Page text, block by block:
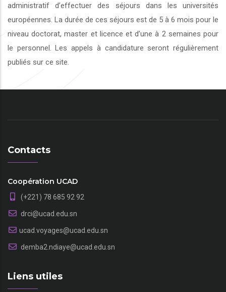
administratif d’effectuer des séjours dans les universités
européennes. La durée de ces séjours est de 5 à 6 mois pour le
niveau doctorat, master et licence et d’une à 2 semaines pour
le personnel. Les appels à candidature seront régulièrement
publiés sur ce site.
Contacts
Coopération UCAD
(+221) 78 685 92 92
drci@ucad.edu.sn
ucad.voyages@ucad.edu.sn
demba2.ndiaye@ucad.edu.sn
Liens utiles